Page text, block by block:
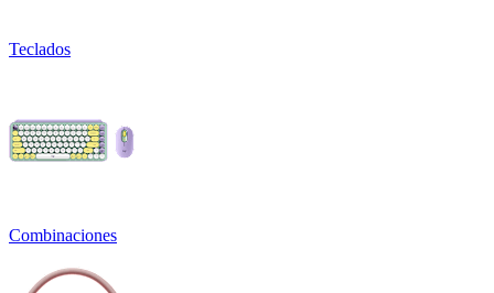
Teclados
Combinaciones